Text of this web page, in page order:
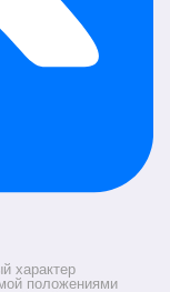
характер
положениями